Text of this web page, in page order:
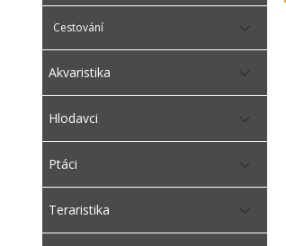
Cestování
Akvaristika
Hlodavci
Ptáci
Teraristika